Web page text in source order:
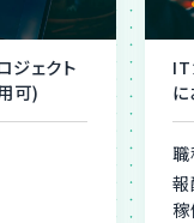
ジェクト
可)
IT
職
報